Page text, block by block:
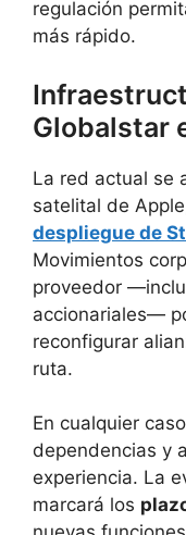
regulación
más rápido.
Globalstar
La red actual se
satelital de
despliegue de
Movimientos
proveedor
accionariales—
reconfigurar
ruta.
En cualquier
dependencias y
experiencia. La
marcará los